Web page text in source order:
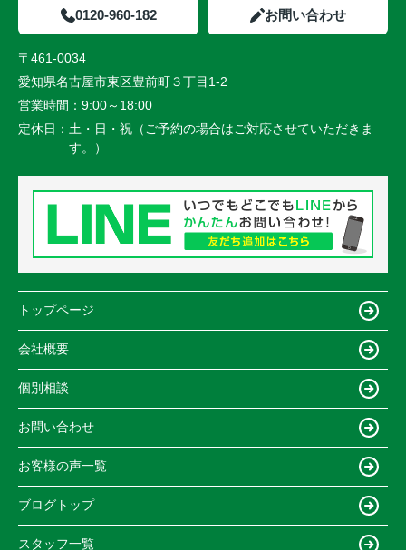
0120-960-182 お問い合わせ
〒461-0034
愛知県名古屋市東区豊前町３丁目1-2
営業時間： 9:00～18:00
定休日： 土・日・祝（ご予約の場合はご対応させていただきま
す。）
トップページ
会社概要
個別相談
お問い合わせ
お客様の声一覧
ブログトップ
スタッフ一覧